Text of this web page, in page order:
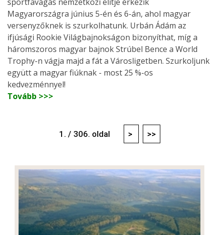
Magyarországra június 5-én és 6-án, ahol magyar
versenyzőknek is szurkolhatunk. Urbán Ádám az
ifjúsági Rookie Világbajnokságon bizonyíthat, míg a
háromszoros magyar bajnok Strúbel Bence a World
Trophy-n vágja majd a fát a Városligetben. Szurkoljunk
együtt a magyar fiúknak - most 25 %-os
kedvezménnyel!
Tovább >>>
1. / 306. oldal > >>